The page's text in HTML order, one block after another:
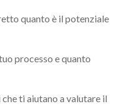
quanto è il potenziale
processo e quanto
ti aiutano a valutare il